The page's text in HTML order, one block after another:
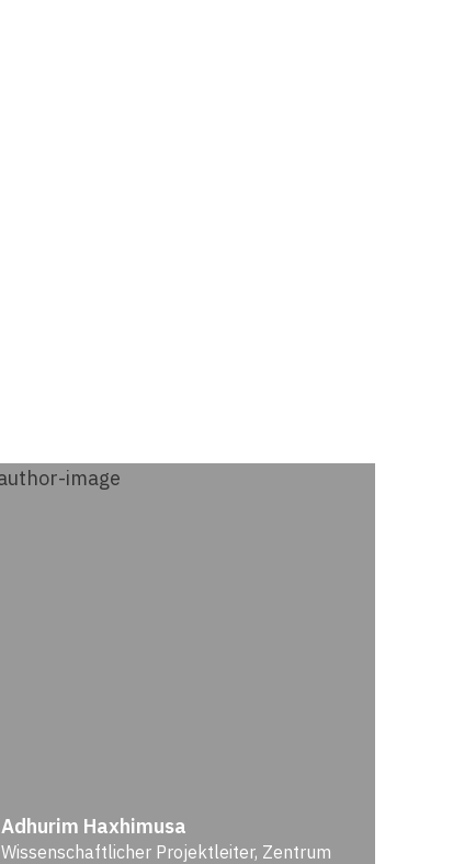
Adhurim Haxhimusa
Wissenschaftlicher Projektleiter, Zentrum